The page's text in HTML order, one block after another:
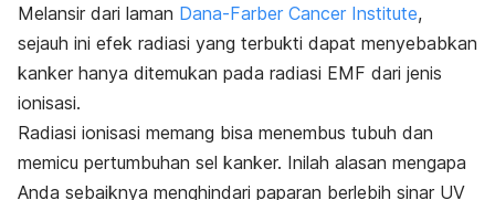
Melansir dari laman Dana-Farber Cancer Institute,
sejauh ini efek radiasi yang terbukti dapat menyebabkan
kanker hanya ditemukan pada radiasi EMF dari jenis
ionisasi.
Radiasi ionisasi memang bisa menembus tubuh dan
memicu pertumbuhan sel kanker. Inilah alasan mengapa
Anda sebaiknya menghindari paparan berlebih sinar UV